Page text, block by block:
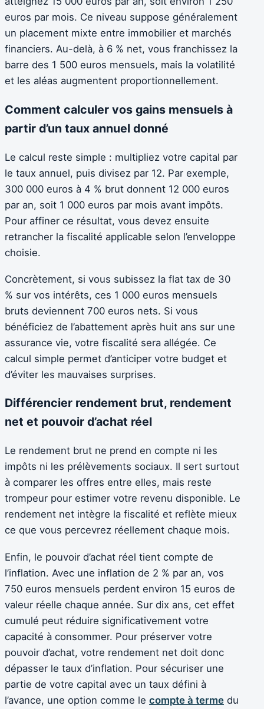
euros par mois. Ce niveau suppose généralement
un placement mixte entre immobilier et marchés
financiers. Au-delà, à 6 % net, vous franchissez la
barre des 1 500 euros mensuels, mais la volatilité
et les aléas augmentent proportionnellement.
Comment calculer vos gains mensuels à
partir d’un taux annuel donné
Le calcul reste simple : multipliez votre capital par
le taux annuel, puis divisez par 12. Par exemple,
300 000 euros à 4 % brut donnent 12 000 euros
par an, soit 1 000 euros par mois avant impôts.
Pour affiner ce résultat, vous devez ensuite
retrancher la fiscalité applicable selon l’enveloppe
choisie.
Concrètement, si vous subissez la flat tax de 30
% sur vos intérêts, ces 1 000 euros mensuels
bruts deviennent 700 euros nets. Si vous
bénéficiez de l’abattement après huit ans sur une
assurance vie, votre fiscalité sera allégée. Ce
calcul simple permet d’anticiper votre budget et
d’éviter les mauvaises surprises.
Différencier rendement brut, rendement
net et pouvoir d’achat réel
Le rendement brut ne prend en compte ni les
impôts ni les prélèvements sociaux. Il sert surtout
à comparer les offres entre elles, mais reste
trompeur pour estimer votre revenu disponible. Le
rendement net intègre la fiscalité et reflète mieux
ce que vous percevrez réellement chaque mois.
Enfin, le pouvoir d’achat réel tient compte de
l’inflation. Avec une inflation de 2 % par an, vos
750 euros mensuels perdent environ 15 euros de
valeur réelle chaque année. Sur dix ans, cet effet
cumulé peut réduire significativement votre
capacité à consommer. Pour préserver votre
pouvoir d’achat, votre rendement net doit donc
dépasser le taux d’inflation. Pour sécuriser une
partie de votre capital avec un taux défini à
l’avance, une option comme le compte à terme du